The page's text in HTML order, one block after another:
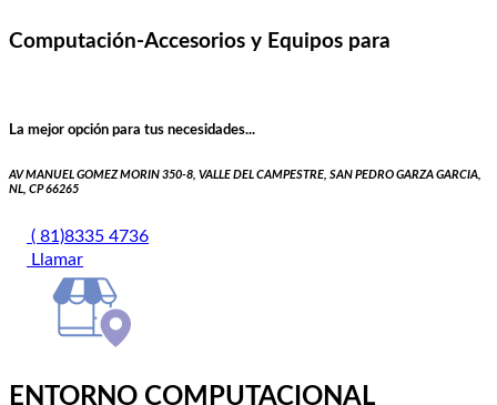
Computación-Accesorios y Equipos para
La mejor opción para tus necesidades...
AV MANUEL GOMEZ MORIN 350-8, VALLE DEL CAMPESTRE, SAN PEDRO GARZA GARCIA,
NL, CP 66265
( 81)8335 4736
Llamar
ENTORNO COMPUTACIONAL